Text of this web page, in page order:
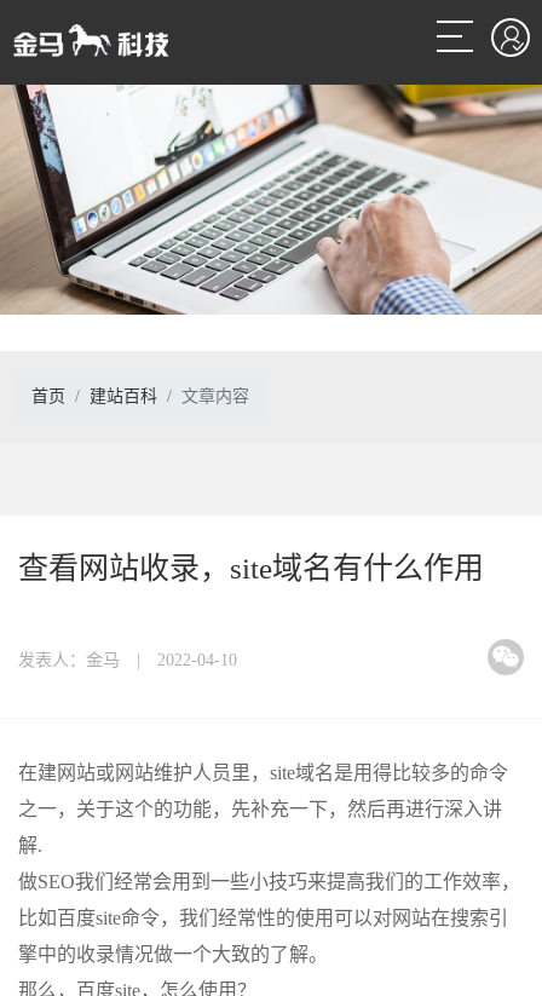
首页 建站百科 文章内容
查看网站收录，site域名有什么作用
发表人：金马 | 2022-04-10
在建网站或网站维护人员里，site域名是用得比较多的命令
之一，关于这个的功能，先补充一下，然后再进行深入讲
解.
做SEO我们经常会用到一些小技巧来提高我们的工作效率，
比如百度site命令，我们经常性的使用可以对网站在搜索引
擎中的收录情况做一个大致的了解。
那么，百度site，怎么使用？